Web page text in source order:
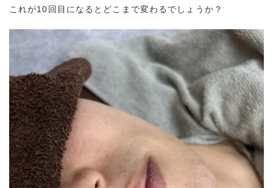
これが10回目になるとどこまで変わるでしょうか？